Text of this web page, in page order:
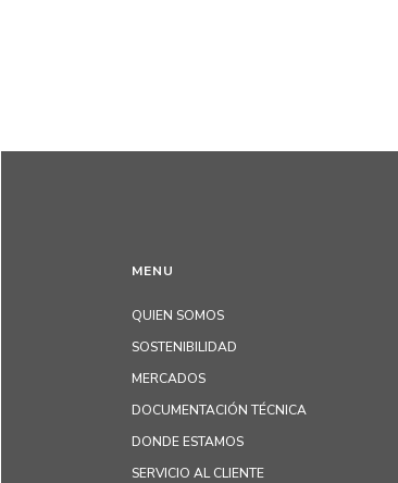
MENU
QUIEN SOMOS
SOSTENIBILIDAD
MERCADOS
DOCUMENTACIÓN TÉCNICA
DONDE ESTAMOS
SERVICIO AL CLIENTE